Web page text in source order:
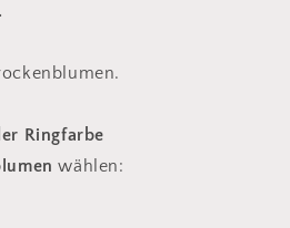
Ringfarbe
wählen: